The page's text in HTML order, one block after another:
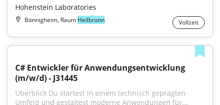
Hohenstein Laboratories
Bönnigheim, Raum Heilbronn Vollzeit
C# Entwickler für Anwendungsentwicklung
(m/w/d) - J31445
Überblick Du startest in einem technisch geprägten
Umfeld und gestaltest moderne Anwendungen für...